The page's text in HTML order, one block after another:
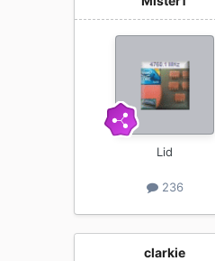
Lid
236
clarkie